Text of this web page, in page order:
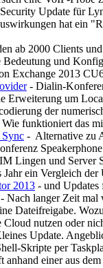
Update für
hat ein
ab 2000 Clients
Bedeutung und
Exchange 2013
- Dialin-
Erweiterung um
der
funktioniert das
- Alternative zu
Lingen und Server
Jahr ein Vergleich
2013 - und
- Nach langer Zeit mal
Dateifreigabe.
Cloud nutzen oder
Update.
Skripte per
anhand einer aus